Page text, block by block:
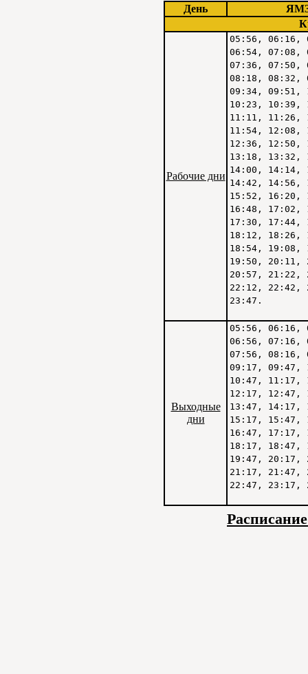
День
Рабочие дни
05:56, 06:16,
06:54, 07:08,
07:36, 07:50,
08:18, 08:32,
09:34, 09:51,
10:23, 10:39,
11:11, 11:26,
11:54, 12:08,
12:36, 12:50,
13:18, 13:32,
14:00, 14:14,
14:42, 14:56,
15:52, 16:20,
16:48, 17:02,
17:30, 17:44,
18:12, 18:26,
18:54, 19:08,
19:50, 20:11,
20:57, 21:22,
22:12, 22:42,
23:47.
Выходные
дни
05:56, 06:16,
06:56, 07:16,
07:56, 08:16,
09:17, 09:47,
10:47, 11:17,
12:17, 12:47,
13:47, 14:17,
15:17, 15:47,
16:47, 17:17,
18:17, 18:47,
19:47, 20:17,
21:17, 21:47,
22:47, 23:17,